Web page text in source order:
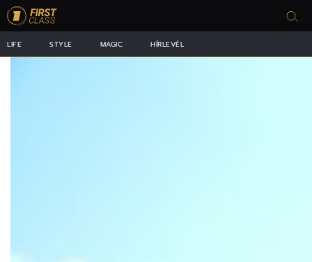
LIFE STYLE MAGIC HÍRLEVÉL